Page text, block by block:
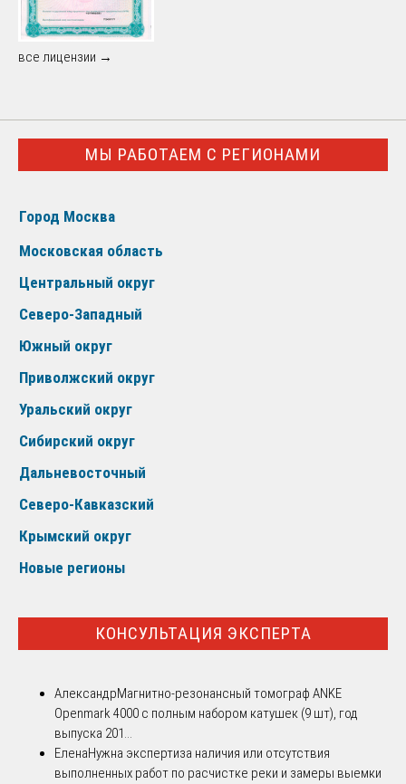
все лицензии →
МЫ РАБОТАЕМ С РЕГИОНАМИ
Город Москва
Московская область
Центральный округ
Северо-Западный
Южный округ
Приволжский округ
Уральский округ
Сибирский округ
Дальневосточный
Северо-Кавказский
Крымский округ
Новые регионы
КОНСУЛЬТАЦИЯ ЭКСПЕРТА
АлександрМагнитно-резонансный томограф ANKE
Openmark 4000 с полным набором катушек (9 шт), год
выпуска 201...
ЕленаНужна экспертиза наличия или отсутствия
выполненных работ по расчистке реки и замеры выемки